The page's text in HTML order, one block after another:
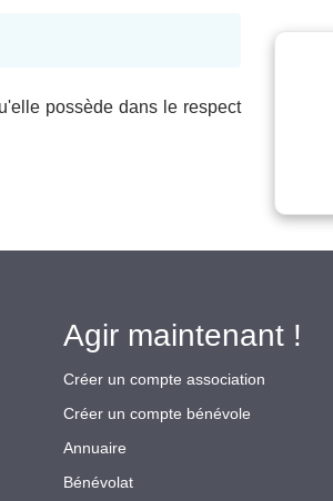
possède dans le respect
Agir maintenant !
Créer un compte association
Créer un compte bénévole
Annuaire
Bénévolat